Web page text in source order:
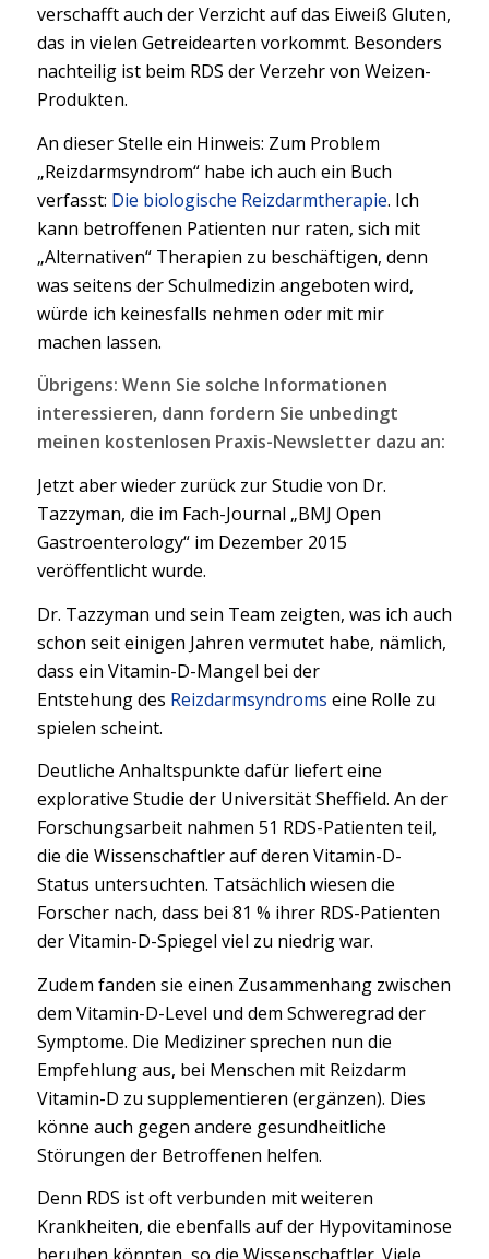
verschafft auch der Verzicht auf das Eiweiß Gluten,
das in vielen Getreidearten vorkommt. Besonders
nachteilig ist beim RDS der Verzehr von Weizen-
Produkten.
An dieser Stelle ein Hinweis: Zum Problem
„Reizdarmsyndrom“ habe ich auch ein Buch
verfasst: Die biologische Reizdarmtherapie. Ich
kann betroffenen Patienten nur raten, sich mit
„Alternativen“ Therapien zu beschäftigen, denn
was seitens der Schulmedizin angeboten wird,
würde ich keinesfalls nehmen oder mit mir
machen lassen.
Übrigens: Wenn Sie solche Informationen
interessieren, dann fordern Sie unbedingt
meinen kostenlosen Praxis-Newsletter dazu an:
Jetzt aber wieder zurück zur Studie von Dr.
Tazzyman, die im Fach-Journal „BMJ Open
Gastroenterology“ im Dezember 2015
veröffentlicht wurde.
Dr. Tazzyman und sein Team zeigten, was ich auch
schon seit einigen Jahren vermutet habe, nämlich,
dass ein Vitamin-D-Mangel bei der
Entstehung des Reizdarmsyndroms eine Rolle zu
spielen scheint.
Deutliche Anhaltspunkte dafür liefert eine
explorative Studie der Universität Sheffield. An der
Forschungsarbeit nahmen 51 RDS-Patienten teil,
die die Wissenschaftler auf deren Vitamin-D-
Status untersuchten. Tatsächlich wiesen die
Forscher nach, dass bei 81 % ihrer RDS-Patienten
der Vitamin-D-Spiegel viel zu niedrig war.
Zudem fanden sie einen Zusammenhang zwischen
dem Vitamin-D-Level und dem Schweregrad der
Symptome. Die Mediziner sprechen nun die
Empfehlung aus, bei Menschen mit Reizdarm
Vitamin-D zu supplementieren (ergänzen). Dies
könne auch gegen andere gesundheitliche
Störungen der Betroffenen helfen.
Denn RDS ist oft verbunden mit weiteren
Krankheiten, die ebenfalls auf der Hypovitaminose